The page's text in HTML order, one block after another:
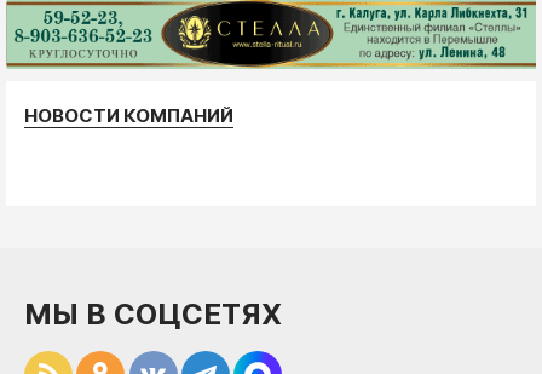
НОВОСТИ КОМПАНИЙ
МЫ В СОЦСЕТЯХ